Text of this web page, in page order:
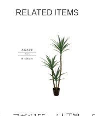
RELATED ITEMS